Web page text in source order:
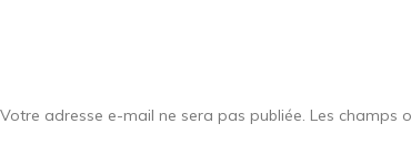
Votre adresse e-mail ne sera pas publiée. Les champs